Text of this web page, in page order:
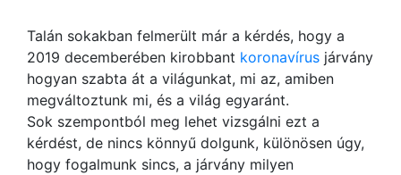
Talán sokakban felmerült már a kérdés, hogy a
2019 decemberében kirobbant koronavírus járvány
hogyan szabta át a világunkat, mi az, amiben
megváltoztunk mi, és a világ egyaránt.
Sok szempontból meg lehet vizsgálni ezt a
kérdést, de nincs könnyű dolgunk, különösen úgy,
hogy fogalmunk sincs, a járvány milyen